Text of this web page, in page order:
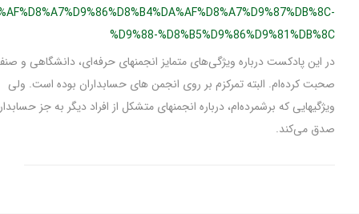
%D9%88-
این پادکست درباره ویژگی‌های متمایز انجمنهای حرفه‌ای، دانشگاهی و صنفی
کرده‌ام. البته تمرکزم بر روی انجمن های حسابداران بوده است. ولی
که برشمرده‌ام، درباره انجمنهای متشکل از افراد دیگر به جز حسابداران نیز
می‌کند.